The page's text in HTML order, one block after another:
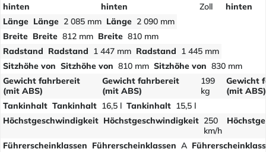
hinten
hinten
Zoll
hinten
Länge Länge 2 085 mm Länge 2 090 mm
Breite Breite 812 mm Breite 810 mm
Radstand Radstand 1 447 mm Radstand 1 445 mm
Sitzhöhe von Sitzhöhe von 810 mm Sitzhöhe von 830 mm
Gewicht fahrbereit
(mit ABS)
Gewicht fahrbereit
(mit ABS)
199
kg
Gewicht
(mit ABS)
Tankinhalt Tankinhalt 16,5 l Tankinhalt 15,5 l
Höchstgeschwindigkeit Höchstgeschwindigkeit 250
km/h
Führerscheinklassen Führerscheinklassen A